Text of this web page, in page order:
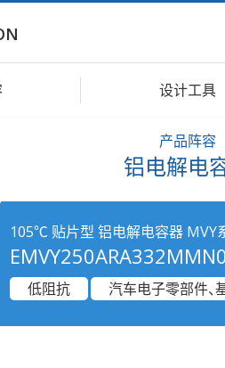
设计工具
产品阵容
铝电解电
105℃ 贴片型 铝电解电容器 MVY
低阻抗
汽车电子零部件、